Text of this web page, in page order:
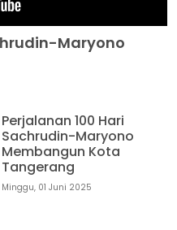
Maryono
Perjalanan 100 Hari
Sachrudin-Maryono
Membangun Kota
Tangerang
Minggu, 01 Juni 2025